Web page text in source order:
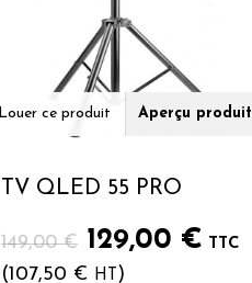
Louer ce produit Aperçu produit
TV QLED 55 PRO
149,00€ Le
prix
129,00 € Le
TTC
(107,50 € HT )